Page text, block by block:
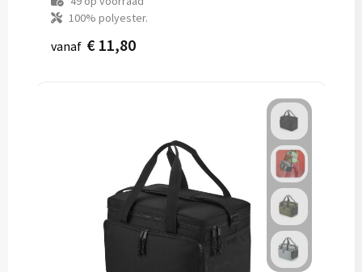
100% polyester.
vanaf € 11,80